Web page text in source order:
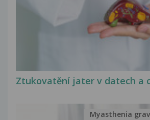
Ztukovatění jater v datech a
Myasthenia